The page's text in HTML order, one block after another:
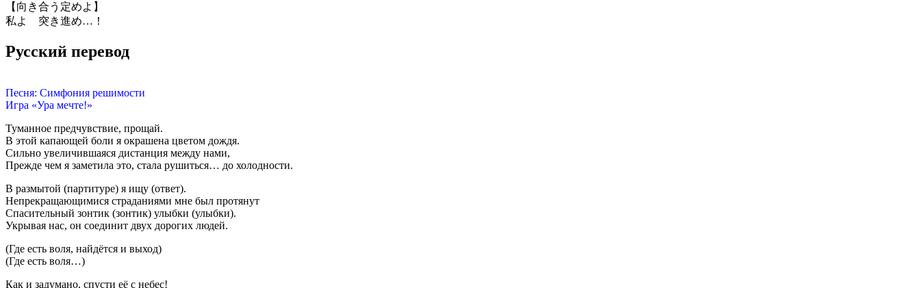
【向き合う定めよ】
私よ 突き進め…！
Русский перевод
Песня: Симфония решимости
Игра «Ура мечте!»
Туманное предчувствие, прощай.
В этой капающей боли я окрашена цветом дождя.
Сильно увеличившаяся дистанция между нами,
Прежде чем я заметила это, стала рушиться… до холодности.
В размытой (партитуре) я ищу (ответ).
Непрекращающимися страданиями мне был протянут
Спасительный зонтик (зонтик) улыбки (улыбки).
Укрывая нас, он соединит двух дорогих людей.
(Где есть воля, найдётся и выход)
(Где есть воля…)
Как и задумано, спусти её с небес!